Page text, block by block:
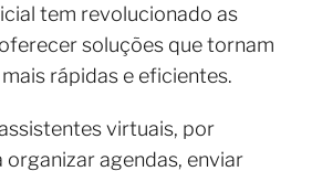
tem revolucionado as
soluções que tornam
rápidas e eficientes.
virtuais, por
organizar agendas, enviar